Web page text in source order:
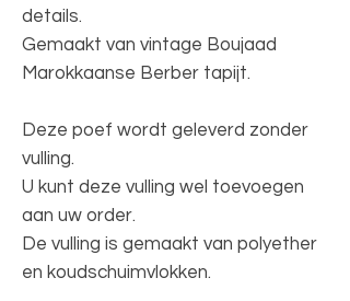
details.
Gemaakt van vintage Boujaad
Marokkaanse Berber tapijt.
Deze poef wordt geleverd zonder
vulling.
U kunt deze vulling wel toevoegen
aan uw order.
De vulling is gemaakt van polyether
en koudschuimvlokken.